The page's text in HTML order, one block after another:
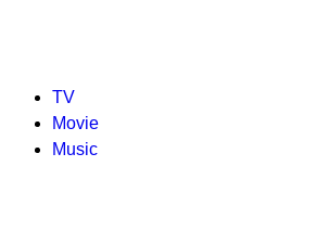
TV
Movie
Music